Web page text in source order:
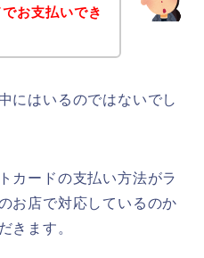
お支払いでき
にはいるのではないでし
カードの支払い方法がラ
お店で対応しているのか
きます。